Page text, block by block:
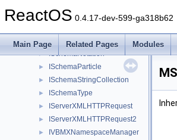
ReactOS 0.4.17-dev-599-ga318b62
Main Page Related Pages Modules
► ISchemaItem
► ISchemaModelGroup
► ISchemaNotation
► ISchemaParticle
► ISchemaStringCollection
► ISchemaType
► IServerXMLHTTPRequest
► IServerXMLHTTPRequest2
► IVBMXNamespaceManager